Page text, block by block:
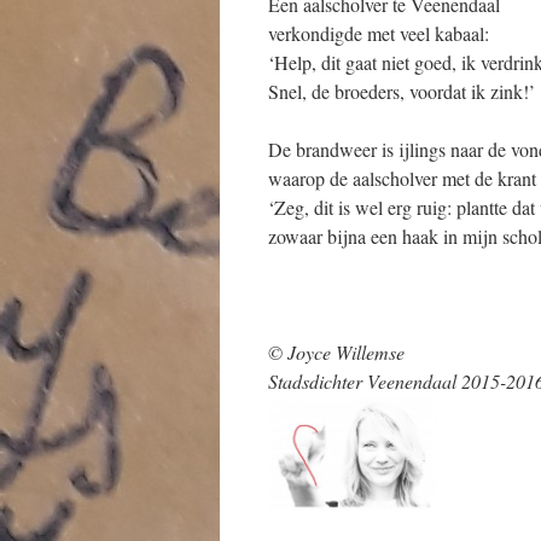
verkondigde met veel kabaal:
‘Help, dit gaat niet goed, ik
Snel, de broeders, voordat ik zink!’
De brandweer is ijlings naar de
waarop de aalscholver met de
‘Zeg, dit is wel erg ruig: plantte dat
zowaar bijna een haak in mijn
© Joyce Willemse
Stadsdichter Veenendaal 2015-